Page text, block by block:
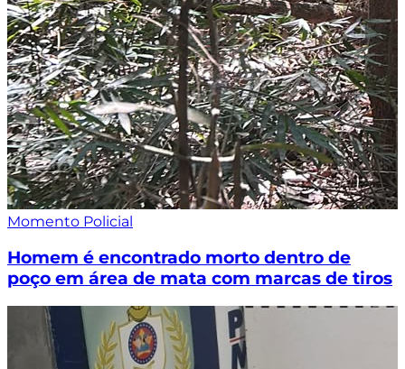
Momento Policial
Homem é encontrado morto dentro de
poço em área de mata com marcas de tiros